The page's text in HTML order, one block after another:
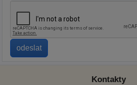
Kontakty